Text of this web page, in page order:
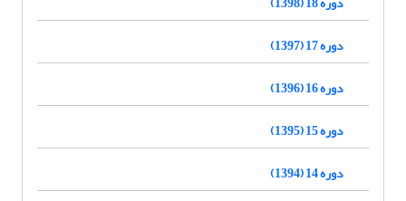
دوره 17 (1397)
دوره 16 (1396)
دوره 15 (1395)
دوره 14 (1394)